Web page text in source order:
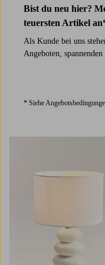
Bist du neu hier?
teuersten Artikel
Als Kunde bei uns
Angeboten,
* Siehe